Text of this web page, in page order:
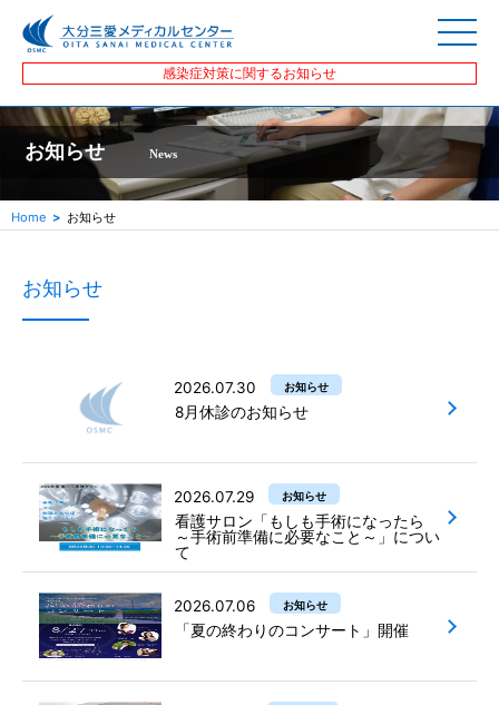
感染症対策に関するお知らせ
お知らせ News
Home お知らせ
お知らせ
2026.07.30 お知らせ
8月休診のお知らせ
2026.07.29 お知らせ
看護サロン「もしも手術になったら
～手術前準備に必要なこと～」につい
て
2026.07.06 お知らせ
「夏の終わりのコンサート」開催